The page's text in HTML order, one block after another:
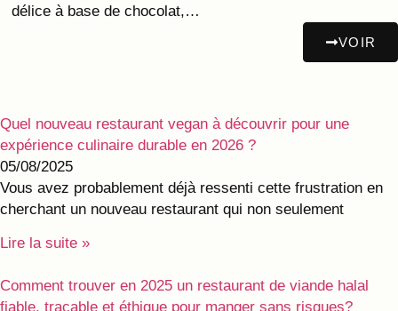
délice à base de chocolat,…
VOIR
Quel nouveau restaurant vegan à découvrir pour une
expérience culinaire durable en 2026 ?
05/08/2025
Vous avez probablement déjà ressenti cette frustration en
cherchant un nouveau restaurant qui non seulement
Lire la suite »
Comment trouver en 2025 un restaurant de viande halal
fiable, traçable et éthique pour manger sans risques?